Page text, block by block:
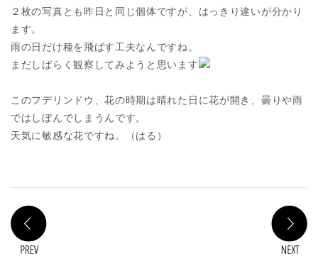
２枚の写真とも昨日と同じ個体ですが、はっきり違いが分かり
ます。
雨の日だけ種を飛ばす工夫なんですね。
まだしばらく観察してみようと思います
このフデリンドウ、花の時期は晴れた日に花が開き、曇りや雨
ではしぼんでしまうんです。
天気に敏感な花ですね。（はる）